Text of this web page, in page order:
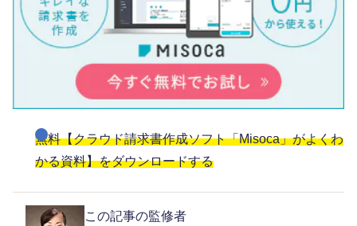
無料【クラウド請求書作成ソフト「Misoca」がよくわ
かる資料】をダウンロードする
この記事の監修者